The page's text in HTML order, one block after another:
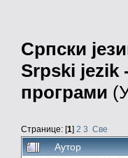
Српски
Srpski jezik
програми
Странице: [1] 2 3 Све
Аутор